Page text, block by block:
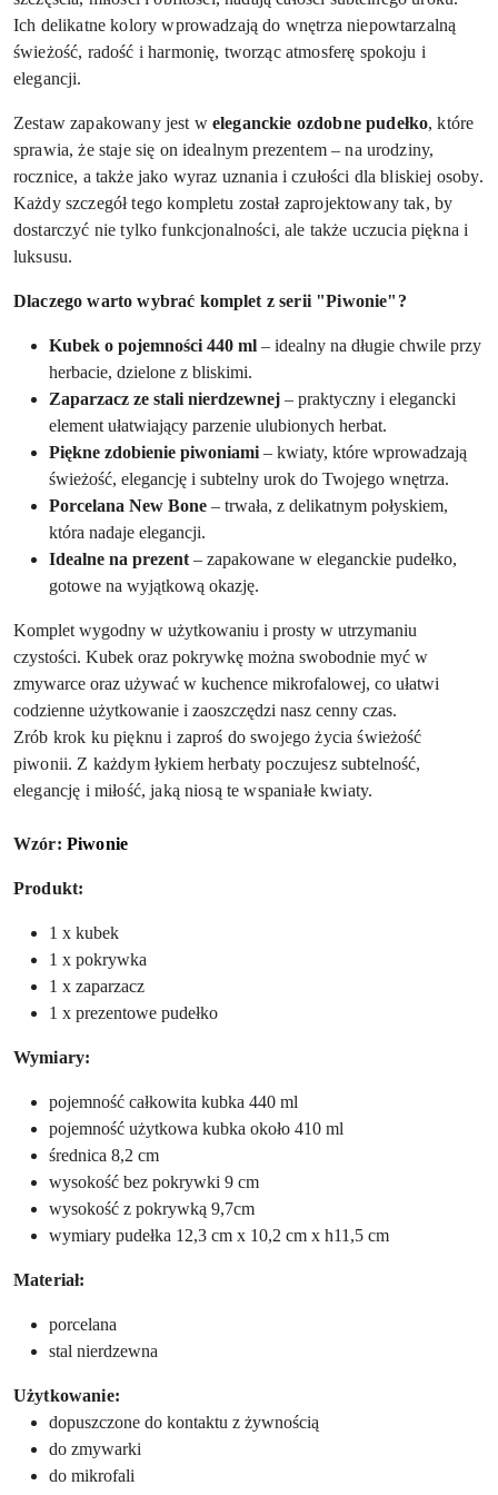
Ich delikatne kolory wprowadzają do wnętrza niepowtarzalną
świeżość, radość i harmonię, tworząc atmosferę spokoju i
elegancji.
Zestaw zapakowany jest w eleganckie ozdobne pudełko, które
sprawia, że staje się on idealnym prezentem – na urodziny,
rocznice, a także jako wyraz uznania i czułości dla bliskiej osoby.
Każdy szczegół tego kompletu został zaprojektowany tak, by
dostarczyć nie tylko funkcjonalności, ale także uczucia piękna i
luksusu.
Dlaczego warto wybrać komplet z serii "Piwonie"?
Kubek o pojemności 440 ml – idealny na długie chwile przy
herbacie, dzielone z bliskimi.
Zaparzacz ze stali nierdzewnej – praktyczny i elegancki
element ułatwiający parzenie ulubionych herbat.
Piękne zdobienie piwoniami – kwiaty, które wprowadzają
świeżość, elegancję i subtelny urok do Twojego wnętrza.
Porcelana New Bone – trwała, z delikatnym połyskiem,
która nadaje elegancji.
Idealne na prezent – zapakowane w eleganckie pudełko,
gotowe na wyjątkową okazję.
Komplet wygodny w użytkowaniu i prosty w utrzymaniu
czystości. Kubek oraz pokrywkę można swobodnie myć w
zmywarce oraz używać w kuchence mikrofalowej, co ułatwi
codzienne użytkowanie i zaoszczędzi nasz cenny czas.
Zrób krok ku pięknu i zaproś do swojego życia świeżość
piwonii. Z każdym łykiem herbaty poczujesz subtelność,
elegancję i miłość, jaką niosą te wspaniałe kwiaty.
Wzór: Piwonie
Produkt:
1 x kubek
1 x pokrywka
1 x zaparzacz
1 x prezentowe pudełko
Wymiary:
pojemność całkowita kubka 440 ml
pojemność użytkowa kubka około 410 ml
średnica 8,2 cm
wysokość bez pokrywki 9 cm
wysokość z pokrywką 9,7cm
wymiary pudełka 12,3 cm x 10,2 cm x h11,5 cm
Materiał:
porcelana
stal nierdzewna
Użytkowanie:
dopuszczone do kontaktu z żywnością
do zmywarki
do mikrofali